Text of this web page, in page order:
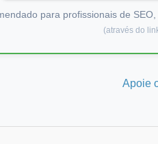
para profissionais de
(através do
Apoie